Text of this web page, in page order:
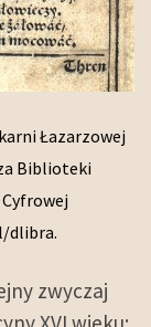
Łazarzowej
Biblioteki
dlibra.
zwyczaj